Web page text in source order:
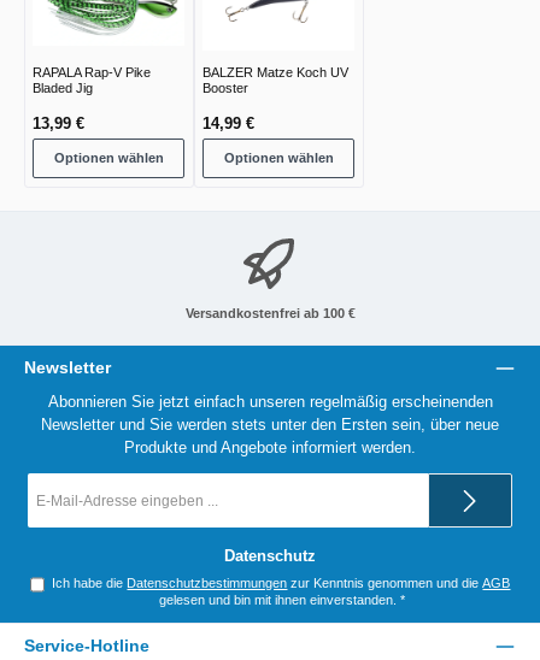
RAPALA Rap-V Pike
Bladed Jig
13,99 €
Optionen wählen
BALZER Matze Koch UV
Booster
14,99 €
Optionen wählen
Versandkostenfrei ab 100 €
Newsletter
Abonnieren Sie jetzt einfach unseren regelmäßig erscheinenden
Newsletter und Sie werden stets unter den Ersten sein, über neue
Produkte und Angebote informiert werden.
Mail-
Datenschutz
Ich habe die Datenschutzbestimmungen zur Kenntnis genommen und dieAGB
gelesen und bin mit ihnen einverstanden. *
Service-Hotline